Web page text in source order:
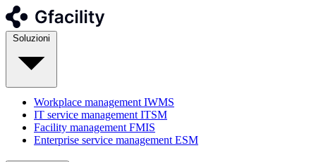
Workplace management IWMS
IT service management ITSM
Facility management FMIS
Enterprise service management ESM